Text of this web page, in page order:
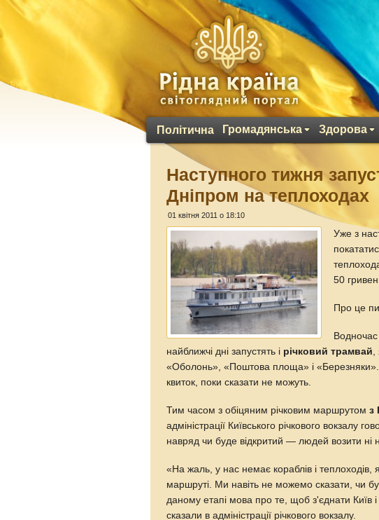
Політична Громадянська Здорова
Наступного тижня
Дніпром на теплоходах
01 квітня 2011 о 18:10
Уже з
50
Про це
найближчі дні запустять і річковий трамвай
«Оболонь», «Поштова площа» і
квиток, поки сказати не можуть.
Тим часом з обіцяним річковим маршрутомз
адміністрації Київського річкового вокзалу
навряд чи буде відкритий — людей возити ні
«На жаль, у нас немає кораблів і теплоходів,
маршруті. Ми навіть не можемо сказати, чи
даному етапі мова про те, щоб з'єднати Київ
сказали в адміністрації річкового вокзалу.